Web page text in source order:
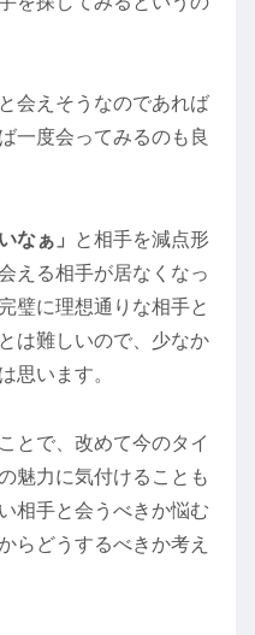
会えそうなのであれば
一度会ってみるのも良
なぁ」
と相手を減点形
える相手が居なくなっ
璧に理想通りな相手と
は難しいので、少なか
思います。
とで、改めて今のタイ
魅力に気付けることも
相手と会うべきか悩む
らどうするべきか考え